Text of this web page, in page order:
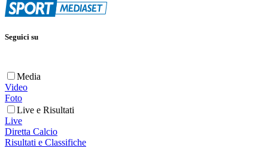
Seguici su
Media
Video
Foto
Live e Risultati
Live
Diretta Calcio
Risultati e Classifiche